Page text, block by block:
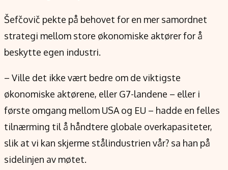
Šefčovič pekte på behovet for en mer samordnet
strategi mellom store økonomiske aktører for å
beskytte egen industri.
– Ville det ikke vært bedre om de viktigste
økonomiske aktørene, eller G7-landene – eller i
første omgang mellom USA og EU – hadde en felles
tilnærming til å håndtere globale overkapasiteter,
slik at vi kan skjerme stålindustrien vår? sa han på
sidelinjen av møtet.